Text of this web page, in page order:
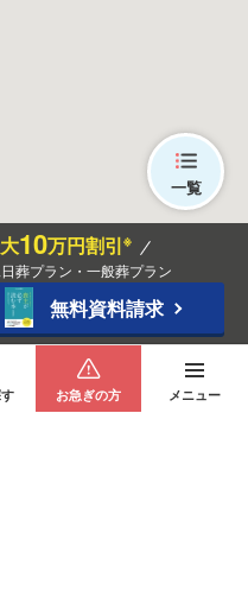
一覧
10万円割引※
葬プラン・一般葬プラン
無料資料請求
お急ぎの方 メニュー